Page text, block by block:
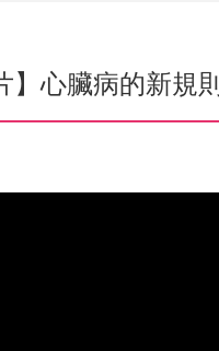
】心臟病的新規則